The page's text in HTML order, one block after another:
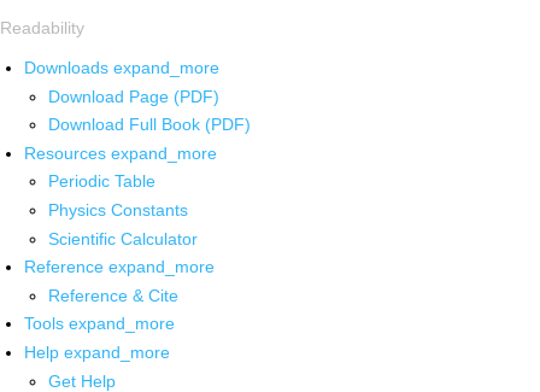
Readability
Downloads expand_more
Download Page (PDF)
Download Full Book (PDF)
Resources expand_more
Periodic Table
Physics Constants
Scientific Calculator
Reference expand_more
Reference & Cite
Tools expand_more
Help expand_more
Get Help